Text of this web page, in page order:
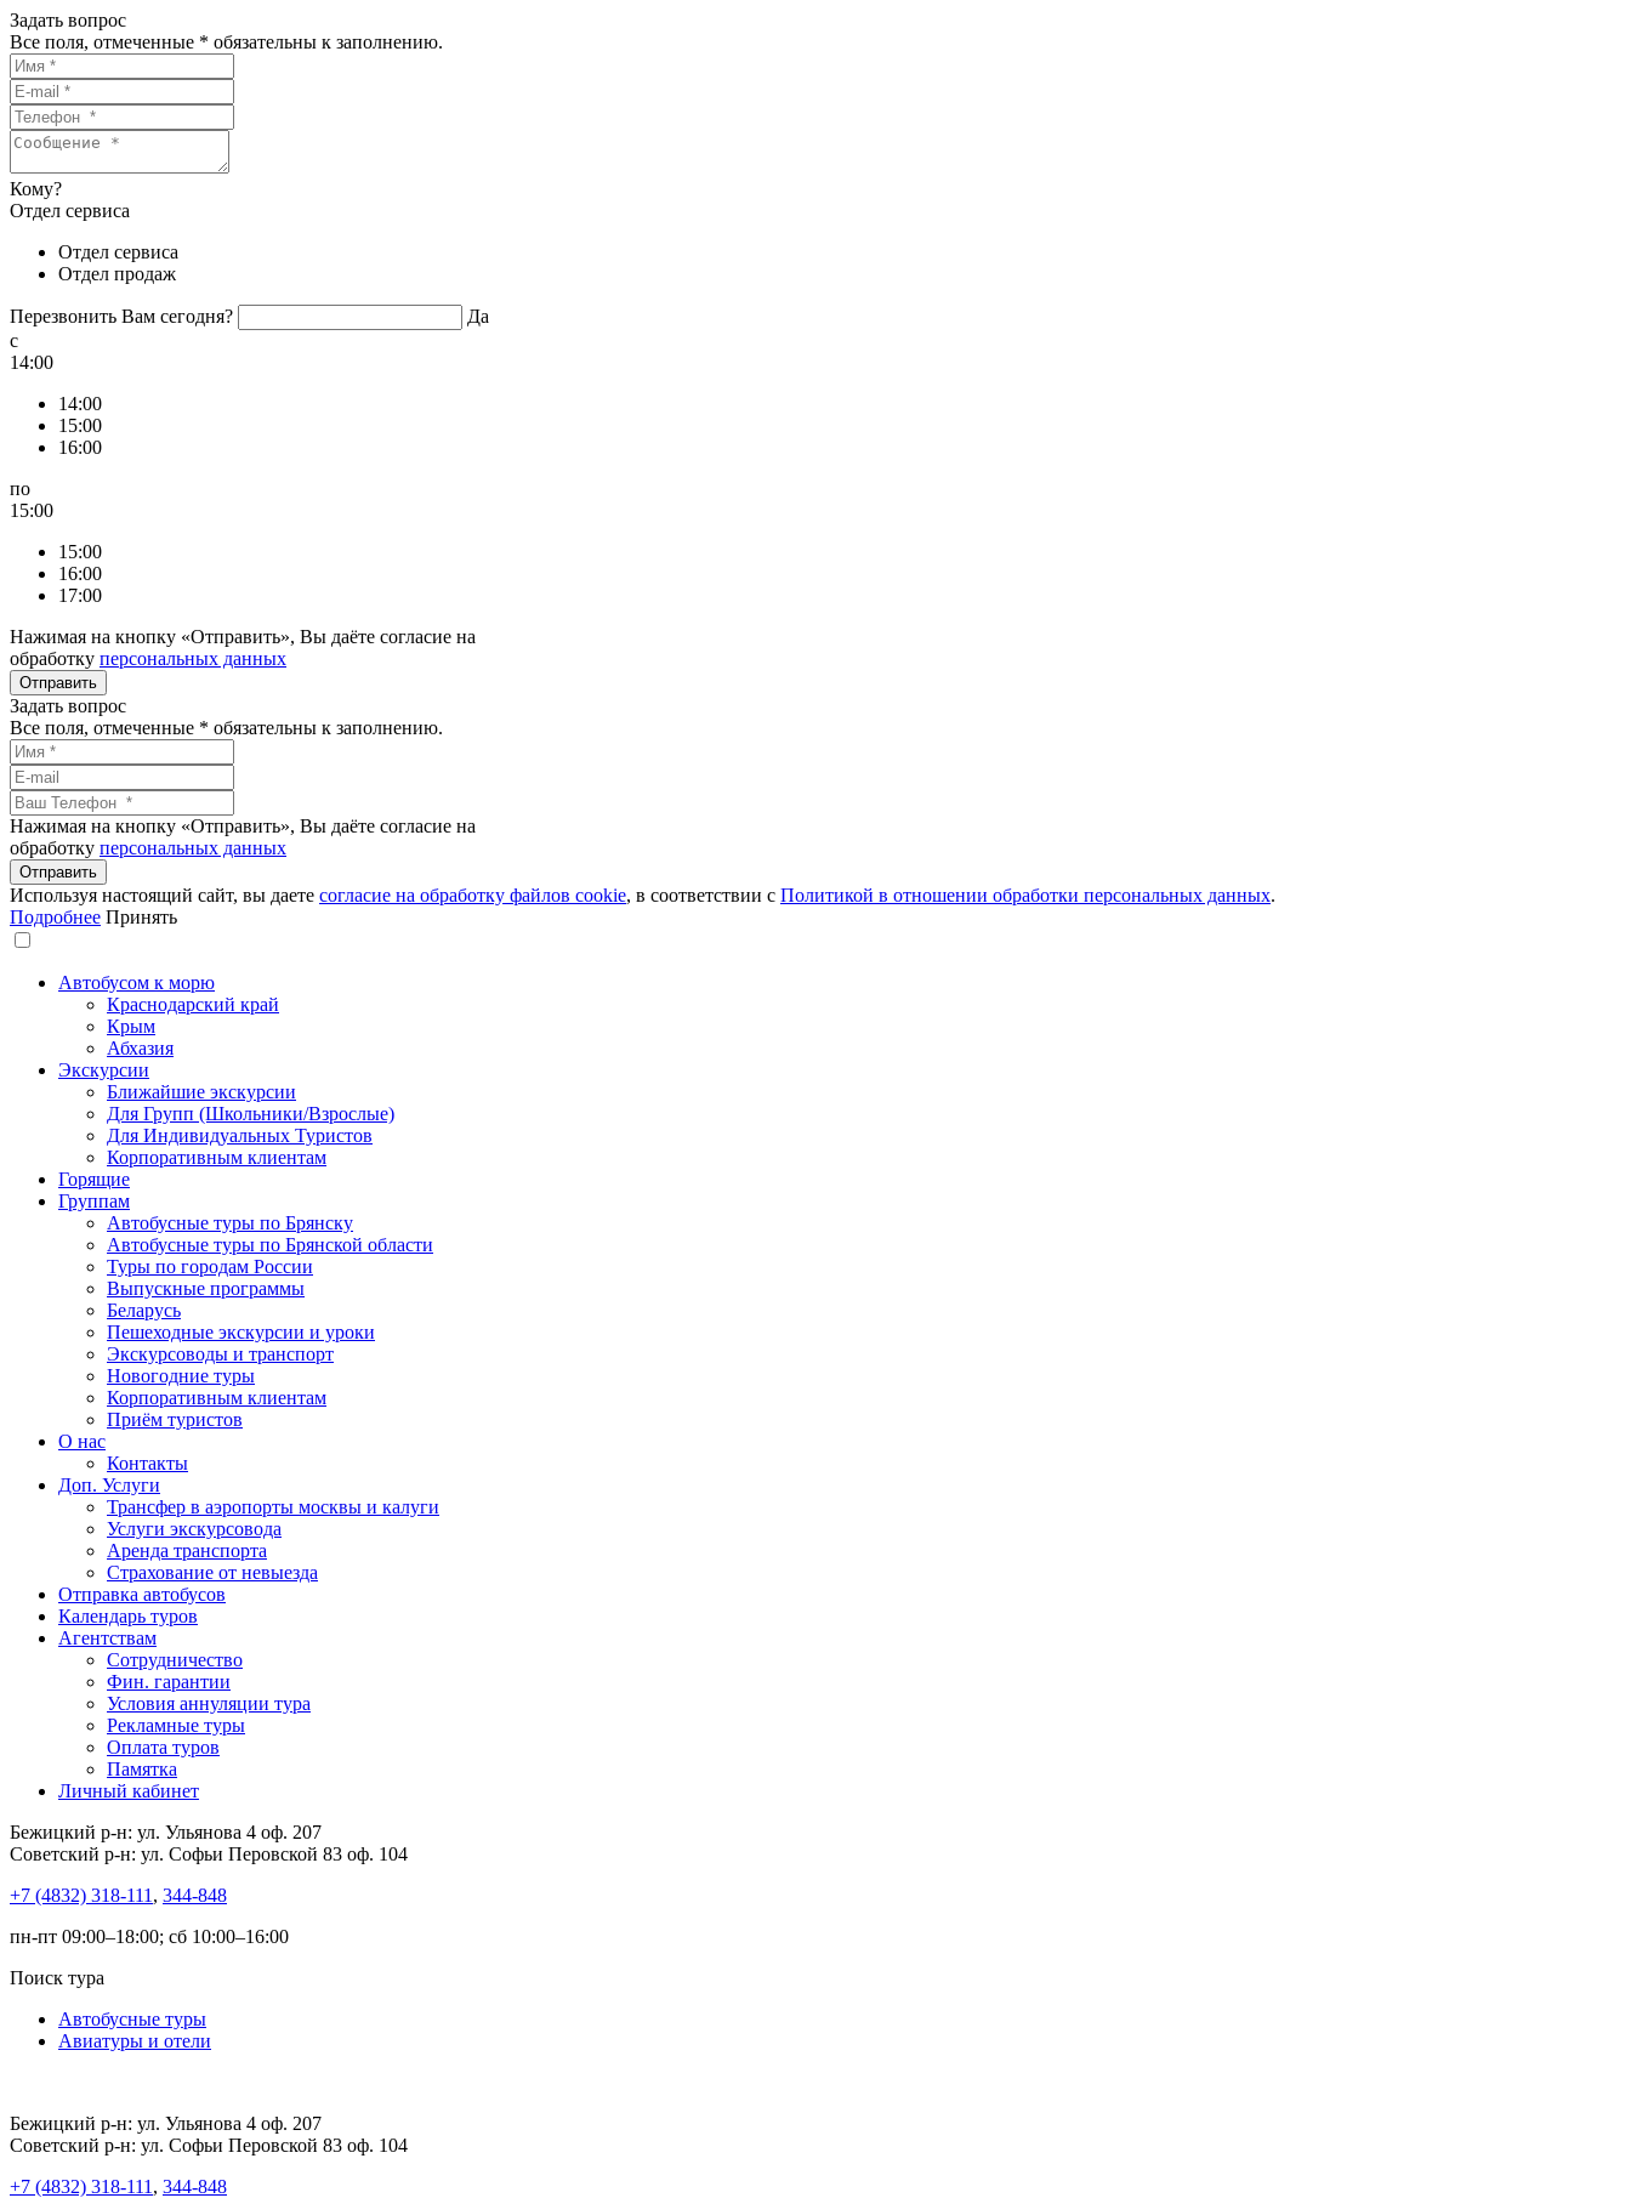
Задать вопрос
Все поля, отмеченные * обязательны к заполнению.
Кому?
Отдел сервиса
Отдел сервиса
Отдел продаж
Перезвонить Вам сегодня?
Да
c
14:00
14:00
15:00
16:00
по
15:00
15:00
16:00
17:00
Нажимая на кнопку «Отправить», Вы даёте согласие на
обработку персональных данных
Задать вопрос
Все поля, отмеченные * обязательны к заполнению.
Нажимая на кнопку «Отправить», Вы даёте согласие на
обработку персональных данных
Используя настоящий сайт, вы даете согласие на обработку файлов сookie, в соответствии с Политикой в отношении обработки персональных данных.
Подробнее Принять
Автобусом к морю
Краснодарский край
Крым
Абхазия
Экскурсии
Ближайшие экскурсии
Для Групп (Школьники/Взрослые)
Для Индивидуальных Туристов
Корпоративным клиентам
Горящие
Группам
Автобусные туры по Брянску
Автобусные туры по Брянской области
Туры по городам России
Выпускные программы
Беларусь
Пешеходные экскурсии и уроки
Экскурсоводы и транспорт
Новогодние туры
Корпоративным клиентам
Приём туристов
О нас
Контакты
Доп. Услуги
Трансфер в аэропорты москвы и калуги
Услуги экскурсовода
Аренда транспорта
Страхование от невыезда
Отправка автобусов
Календарь туров
Агентствам
Сотрудничество
Фин. гарантии
Условия аннуляции тура
Рекламные туры
Оплата туров
Памятка
Личный кабинет
Бежицкий р-н: ул. Ульянова 4 оф. 207
Советский р-н: ул. Софьи Перовской 83 оф. 104
+7 (4832) 318-111 , 344-848
пн-пт 09:00–18:00; сб 10:00–16:00
Поиск тура
Автобусные туры
Авиатуры и отели
Бежицкий р-н: ул. Ульянова 4 оф. 207
Советский р-н: ул. Софьи Перовской 83 оф. 104
+7 (4832) 318-111 , 344-848